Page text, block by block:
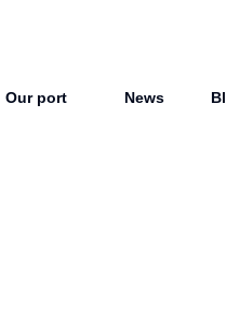
Our port News